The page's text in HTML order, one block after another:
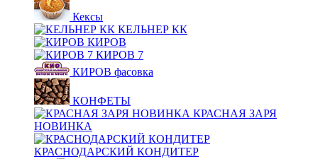
Кексы
КЕЛЬНЕР КК
КИРОВ
КИРОВ 7
КИРОВ фасовка
КОНФЕТЫ
КРАСНАЯ ЗАРЯ
НОВИНКА
КРАСНОДАРСКИЙ КОНДИТЕР